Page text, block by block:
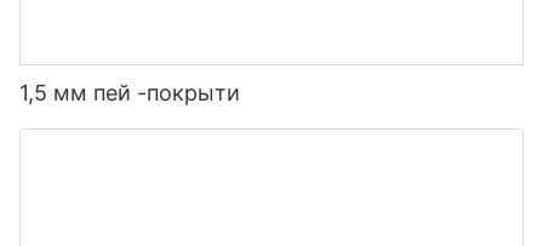
1,5 мм пей -покрыти